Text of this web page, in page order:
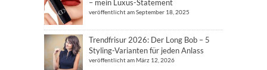
– mein Luxus-Statement
veröffentlicht am September 18, 2025
Trendfrisur 2026: Der Long Bob – 5
Styling-Varianten für jeden Anlass
veröffentlicht am März 12, 2026